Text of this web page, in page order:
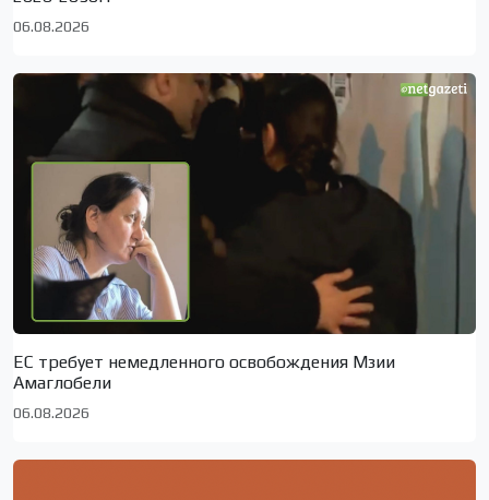
06.08.2026
ЕС требует немедленного освобождения Мзии
Амаглобели
06.08.2026